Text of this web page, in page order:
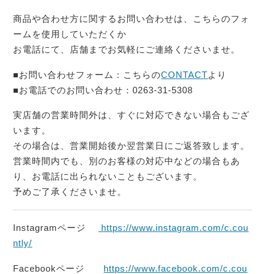
商品や合わせ方に関するお問い合わせは、こちらのフォ
ームを使用していただくか
お電話にて、店舗までお気軽にご連絡くださいませ。
■お問い合わせフォーム：こちらのCONTACTより
■お電話でのお問い合わせ：0263-31-5308
実店舗の営業時間外は、すぐに対応できない場合もござ
います。
その場合は、営業開始後か翌営業日にご返答致します。
営業時間内でも、別のお客様の対応中などの場合もあ
り、お電話に出られないこともございます。
予めご了承くださいませ。
Instagramページ
https://www.instagram.com/c.cou
ntly/
Facebookページ https://www.facebook.com/c.cou